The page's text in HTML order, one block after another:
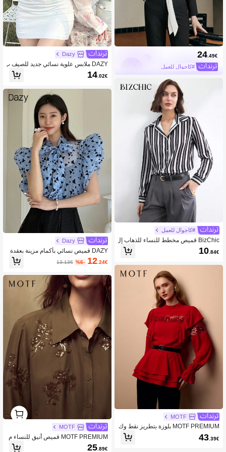
24 .49€
#كاجوال للعمل
#كاجوال للعمل
BizChic قميص مخطط للنساء للذهاب إل
ى العمل ، ملابس مكتبية ، أنيقة للعمل ، ال
مواعدة ، الربيع / الصيف
10.84€
MOTF
MOTF PREMIUM بلوزة بتطريز نقط وك
شكش من الشبك بتباين الألوان
43.39€
Dazy
DAZY ملابس علوية نسائي جديد للصيف ب
أسلوب عصري وفضفاض للعطلات والاست
رخاء، بأكمام طويلة
14.02€
Dazy
DAZY قميص نسائي بأكمام مزينة بعقدة
كبيرة مطبوع بالزهور للربيع والصيف، بلو
زة للعطلات والشاطئ
12.24€
%6-
13.13€
MOTF
MOTF PREMIUM قميص أنيق للنساء م
زين بالترتر والتطريز الأمامي مع أزرار
25.89€
1
1